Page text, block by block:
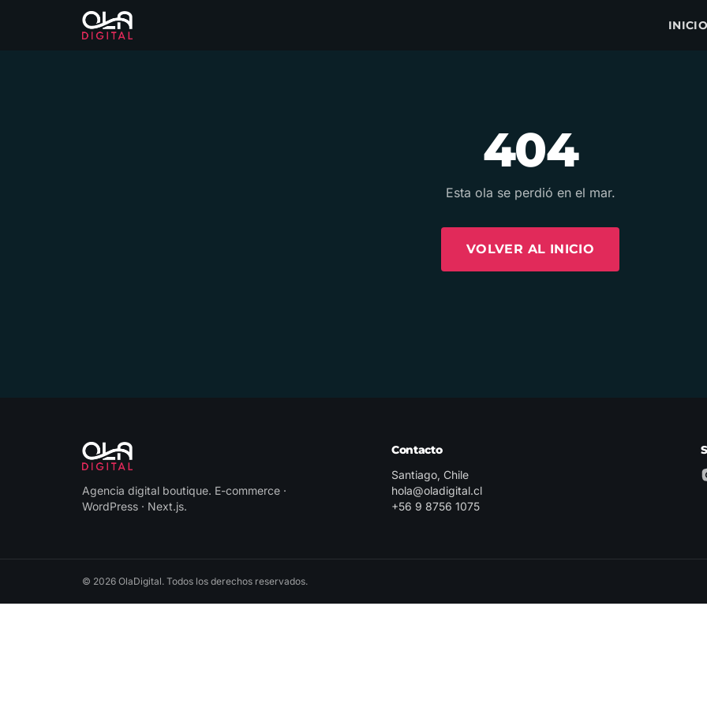
404
Esta ola se perdió en el mar.
VOLVER AL INICIO
Agencia digital boutique. E-commerce ·
WordPress · Next.js.
Contacto
Santiago, Chile
hola@oladigital.cl
+56 9 8756 1075
© 2026 OlaDigital. Todos los derechos reservados.